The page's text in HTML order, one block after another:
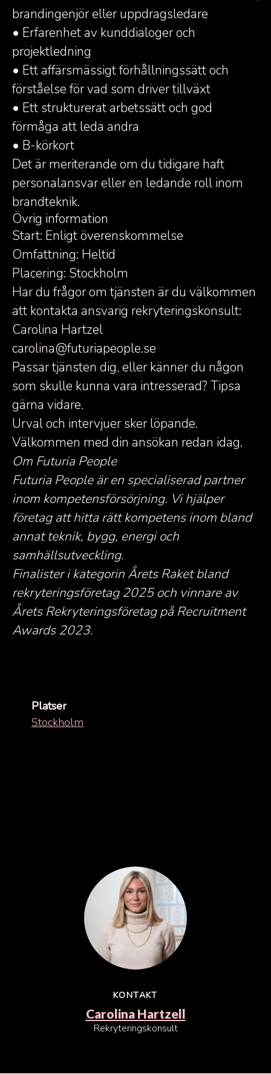
brandingenjör eller uppdragsledare
• Erfarenhet av kunddialoger och
projektledning
• Ett affärsmässigt förhållningssätt och
förståelse för vad som driver tillväxt
• Ett strukturerat arbetssätt och god
förmåga att leda andra
• B-körkort
Det är meriterande om du tidigare haft
personalansvar eller en ledande roll inom
brandteknik.
Övrig information
Start: Enligt överenskommelse
Omfattning: Heltid
Placering: Stockholm
Har du frågor om tjänsten är du välkommen
att kontakta ansvarig rekryteringskonsult:
Carolina Hartzel
carolina@futuriapeople.se
Passar tjänsten dig, eller känner du någon
som skulle kunna vara intresserad? Tipsa
gärna vidare.
Urval och intervjuer sker löpande.
Välkommen med din ansökan redan idag.
Om Futuria People
Futuria People är en specialiserad partner
inom kompetensförsörjning. Vi hjälper
företag att hitta rätt kompetens inom bland
annat teknik, bygg, energi och
samhällsutveckling.
Finalister i kategorin Årets Raket bland
rekryteringsföretag 2025 och vinnare av
Årets Rekryteringsföretag på Recruitment
Awards 2023.
Platser
Stockholm
KONTAKT
Carolina Hartzell
Rekryteringskonsult